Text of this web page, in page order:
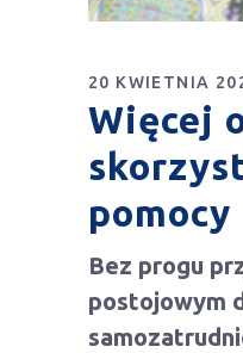
20 KWIETNIA
Więcej
pomocy
Bez progu
postojowym